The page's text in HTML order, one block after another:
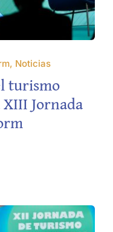
Noticias
turismo
Jornada